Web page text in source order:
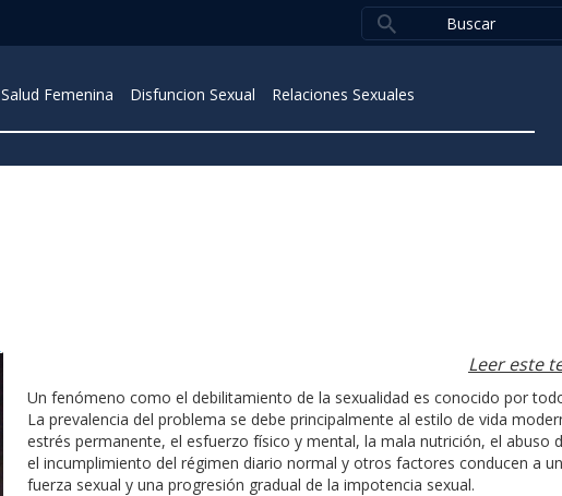
Salud Femenina Disfuncion Sexual
Relaciones Sexuales
Leer este
Un fenómeno como el debilitamiento de la sexualidad es conocido por
La prevalencia del problema se debe principalmente al estilo de vida
estrés permanente, el esfuerzo físico y mental, la mala nutrición, el abuso
el incumplimiento del régimen diario normal y otros factores conducen a
fuerza sexual y una progresión gradual de la impotencia sexual.